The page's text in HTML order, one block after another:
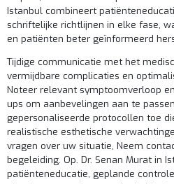
Istanbul combineert
schriftelijke richtlijnen in elke fase,
en patiënten beter geïnformeerd
Tijdige communicatie met het
vermijdbare complicaties en
Noteer relevant symptoomverloop
ups om aanbevelingen aan te
gepersonaliseerde protocollen toe
realistische esthetische
vragen over uw situatie,Neem
begeleiding. Op. Dr. Senan Murat in
patiënteneducatie, geplande